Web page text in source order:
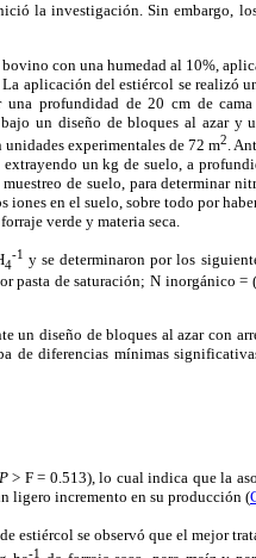
la investigación. Sin embargo,
con una humedad al 10%,
. La aplicación del estiércol se realizó
profundidad de 20 cm de
un diseño de bloques al azar y
experimentales de 72 m2 .
un kg de suelo, a
de suelo, para determinar
en el suelo, sobre todo por
verde y materia seca.
4
-1 y se determinaron por los
pasta de saturación; N inorgánico
un diseño de bloques al azar con
de diferencias mínimas
> F = 0.513), lo cual indica que la
ligero incremento en su producción (
estiércol se observó que el mejor
-1